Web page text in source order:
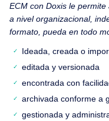
ECM con Doxis le
a nivel organizacional,
formato, pueda en todo
Ideada, creada o
editada y versionada
encontrada con
archivada conforme a
gestionada y